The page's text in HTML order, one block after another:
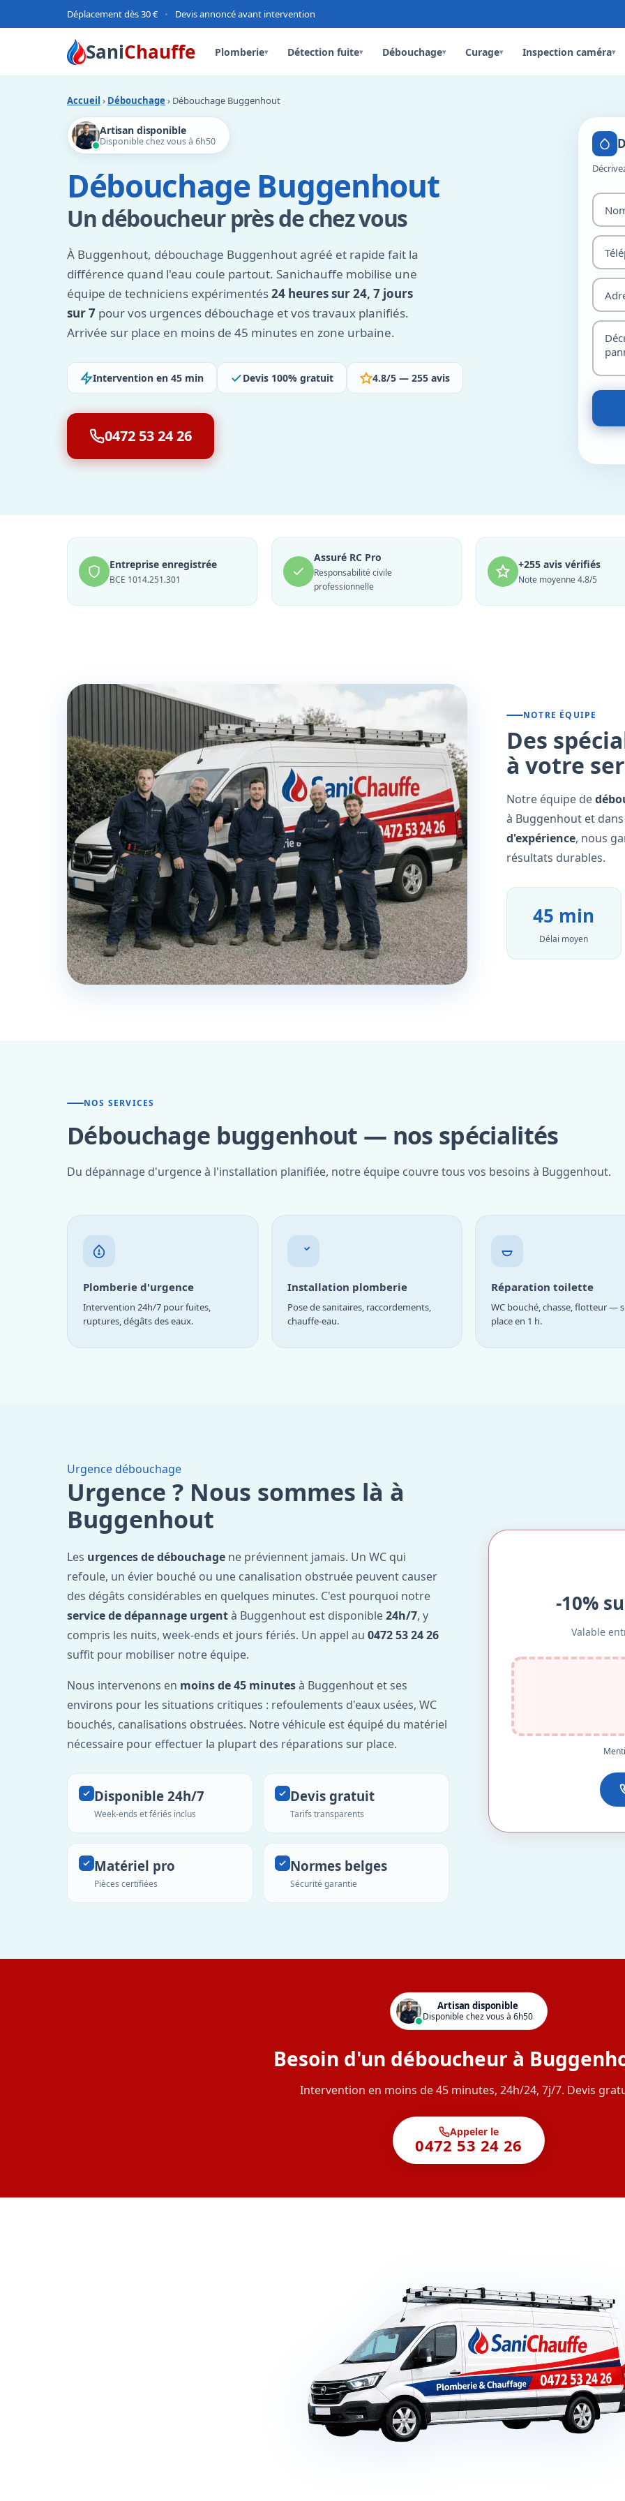
Déplacement dès 30 € • Devis annoncé avant intervention
SaniChauffe Plomberie▾ Détection fuite▾ Débouchage▾ Curage▾ Inspection caméra▾
Accueil › Débouchage › Débouchage Buggenhout
Artisan disponible
Disponible chez vous à 6h50
Débouchage Buggenhout
Un déboucheur près de chez vous
À Buggenhout, débouchage Buggenhout agréé et rapide fait la
différence quand l'eau coule partout. Sanichauffe mobilise une
équipe de techniciens expérimentés24 heures sur 24, 7 jours
sur 7 pour vos urgences débouchage et vos travaux planifiés.
Arrivée sur place en moins de 45 minutes en zone urbaine.
Intervention en 45 min Devis 100% gratuit 4.8/5 — 255 avis
0472 53 24 26
Entreprise enregistrée
BCE 1014.251.301
Assuré RC Pro
Responsabilité civile
professionnelle
+255 avis vérifiés
Note moyenne 4.8/5
NOTRE ÉQUIPE
Des
à votre
Notre équipe de
à Buggenhout et
d'expérience, nous
résultats durables.
45 min
Délai moyen
NOS SERVICES
Débouchage buggenhout — nos spécialités
Du dépannage d'urgence à l'installation planifiée, notre équipe couvre tous vos besoins à Buggenhout.
Plomberie d'urgence
Intervention 24h/7 pour fuites,
ruptures, dégâts des eaux.
Installation plomberie
Pose de sanitaires, raccordements,
chauffe-eau.
Réparation toilette
WC bouché, chasse, flotteur —
place en 1 h.
Urgence débouchage
Urgence ? Nous sommes là à
Buggenhout
Les urgences de débouchage ne préviennent jamais. Un WC qui
refoule, un évier bouché ou une canalisation obstruée peuvent causer
des dégâts considérables en quelques minutes. C'est pourquoi notre
service de dépannage urgentà Buggenhout est disponible24h/7, y
compris les nuits, week-ends et jours fériés. Un appel au 0472 53 24 26
suffit pour mobiliser notre équipe.
Nous intervenons en moins de 45 minutesà Buggenhout et ses
environs pour les situations critiques : refoulements d'eaux usées, WC
bouchés, canalisations obstruées. Notre véhicule est équipé du matériel
nécessaire pour effectuer la plupart des réparations sur place.
Disponible 24h/7
Week-ends et fériés inclus
Devis gratuit
Tarifs transparents
Matériel pro
Pièces certifiées
Normes belges
Sécurité garantie
-10%
Valable
Artisan disponible
Disponible chez vous à 6h50
Besoin d'un déboucheur à
Intervention en moins de 45 minutes, 24h/24, 7j/7. Devis
Appeler le
0472 53 24 26